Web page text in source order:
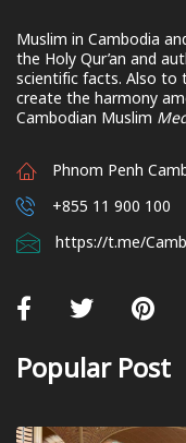
Muslim in Cambodia
the Holy Qur’an and
scientific facts. Also to
create the harmony
Cambodian Muslim
Phnom Penh
+855 11 900 100
https://t.me/
Popular Post